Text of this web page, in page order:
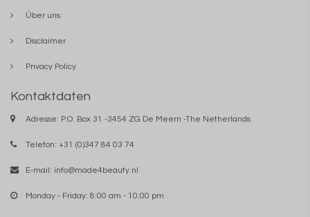
Über uns
Disclaimer
Privacy Policy
Kontaktdaten
Adresse: P.O. Box 31 -3454 ZG De Meern -The Netherlands
Telefon: +31 (0)347 84 03 74
E-mail: info@made4beauty.nl
Monday - Friday: 8:00 am - 10:00 pm